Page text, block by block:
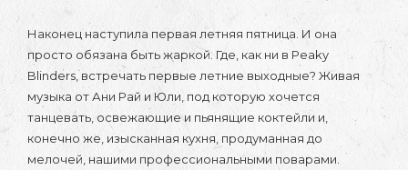
Наконец наступила первая летняя пятница. И она
просто обязана быть жаркой. Где, как ни в Peaky
Blinders, встречать первые летние выходные? Живая
музыка от Ани Рай и Юли, под которую хочется
танцевать, освежающие и пьянящие коктейли и,
конечно же, изысканная кухня, продуманная до
мелочей, нашими профессиональными поварами.